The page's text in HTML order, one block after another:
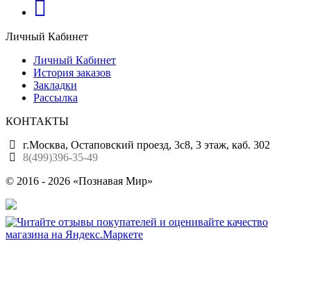
Личный Кабинет
Личный Кабинет
История заказов
Закладки
Рассылка
КОНТАКТЫ
г.Москва, Остаповский проезд, 3с8, 3 этаж, каб. 302
8(499)396-35-49
© 2016 - 2026 «Познавая Мир»